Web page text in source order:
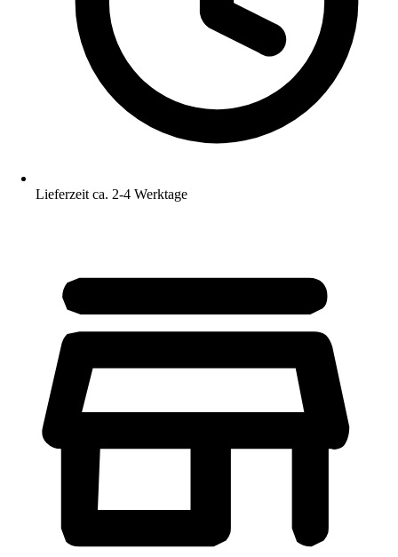
Lieferzeit ca. 2-4 Werktage